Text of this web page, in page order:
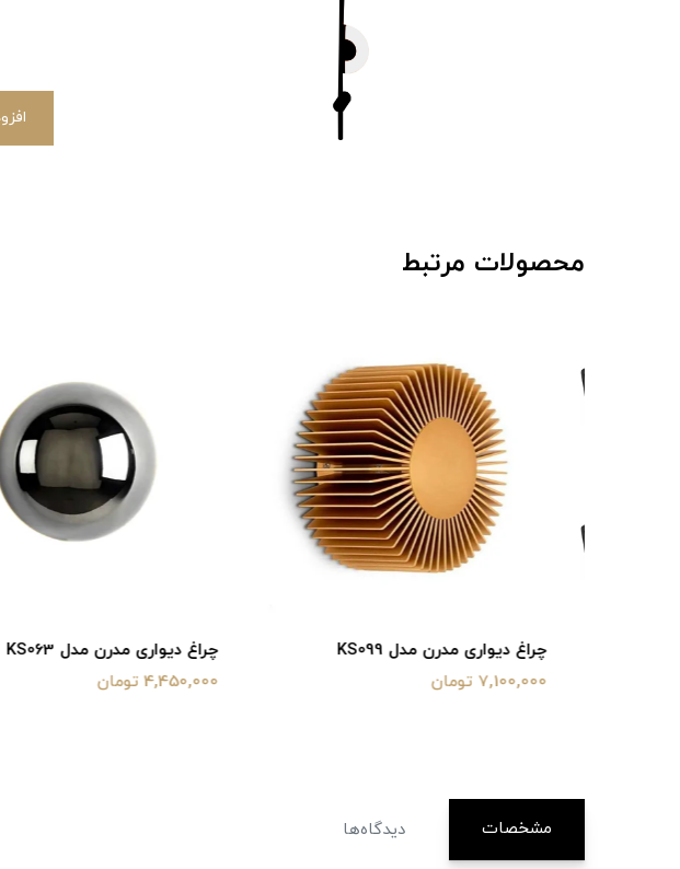
محصولات مرتبط
چراغ دیواری مدرن مدل KS099
7,100,000 تومان
چراغ دیواری مدرن مدل KS063
4,450,000 تومان
مشخصات دیدگاه‌ها